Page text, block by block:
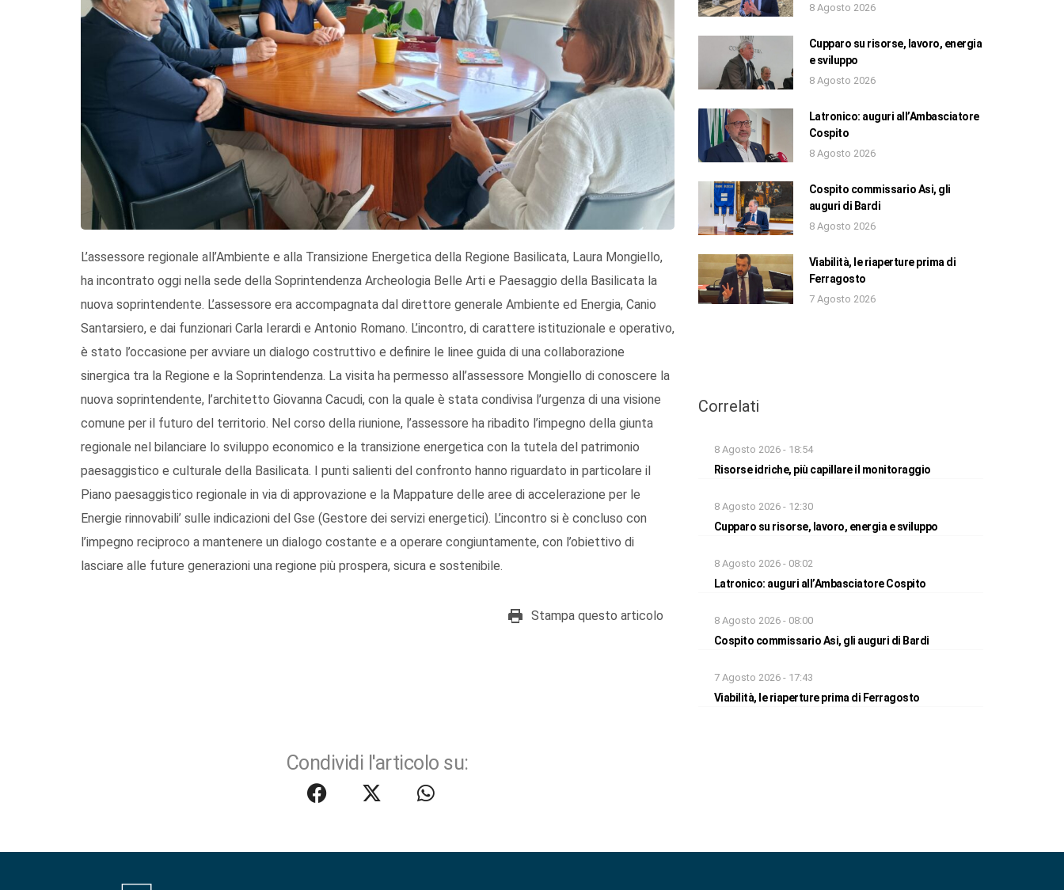
L’assessore regionale all’Ambiente e alla Transizione Energetica della Regione Basilicata, Laura Mongiello,
ha incontrato oggi nella sede della Soprintendenza Archeologia Belle Arti e Paesaggio della Basilicata la
nuova soprintendente. L’assessore era accompagnata dal direttore generale Ambiente ed Energia, Canio
Santarsiero, e dai funzionari Carla Ierardi e Antonio Romano. L’incontro, di carattere istituzionale e operativo,
è stato l’occasione per avviare un dialogo costruttivo e definire le linee guida di una collaborazione
sinergica tra la Regione e la Soprintendenza. La visita ha permesso all’assessore Mongiello di conoscere la
nuova soprintendente, l’architetto Giovanna Cacudi, con la quale è stata condivisa l’urgenza di una visione
comune per il futuro del territorio. Nel corso della riunione, l’assessore ha ribadito l’impegno della giunta
regionale nel bilanciare lo sviluppo economico e la transizione energetica con la tutela del patrimonio
paesaggistico e culturale della Basilicata. I punti salienti del confronto hanno riguardato in particolare il
Piano paesaggistico regionale in via di approvazione e la Mappature delle aree di accelerazione per le
Energie rinnovabili’ sulle indicazioni del Gse (Gestore dei servizi energetici). L’incontro si è concluso con
l’impegno reciproco a mantenere un dialogo costante e a operare congiuntamente, con l’obiettivo di
lasciare alle future generazioni una regione più prospera, sicura e sostenibile.
Stampa questo articolo
Condividi l'articolo su:
8 Agosto 2026
Cupparo su risorse, lavoro, energia
e sviluppo
8 Agosto 2026
Latronico: auguri all’Ambasciatore
Cospito
8 Agosto 2026
Cospito commissario Asi, gli
auguri di Bardi
8 Agosto 2026
Viabilità, le riaperture prima di
Ferragosto
7 Agosto 2026
Correlati
8 Agosto 2026 - 18:54
Risorse idriche, più capillare il monitoraggio
8 Agosto 2026 - 12:30
Cupparo su risorse, lavoro, energia e sviluppo
8 Agosto 2026 - 08:02
Latronico: auguri all’Ambasciatore Cospito
8 Agosto 2026 - 08:00
Cospito commissario Asi, gli auguri di Bardi
7 Agosto 2026 - 17:43
Viabilità, le riaperture prima di Ferragosto